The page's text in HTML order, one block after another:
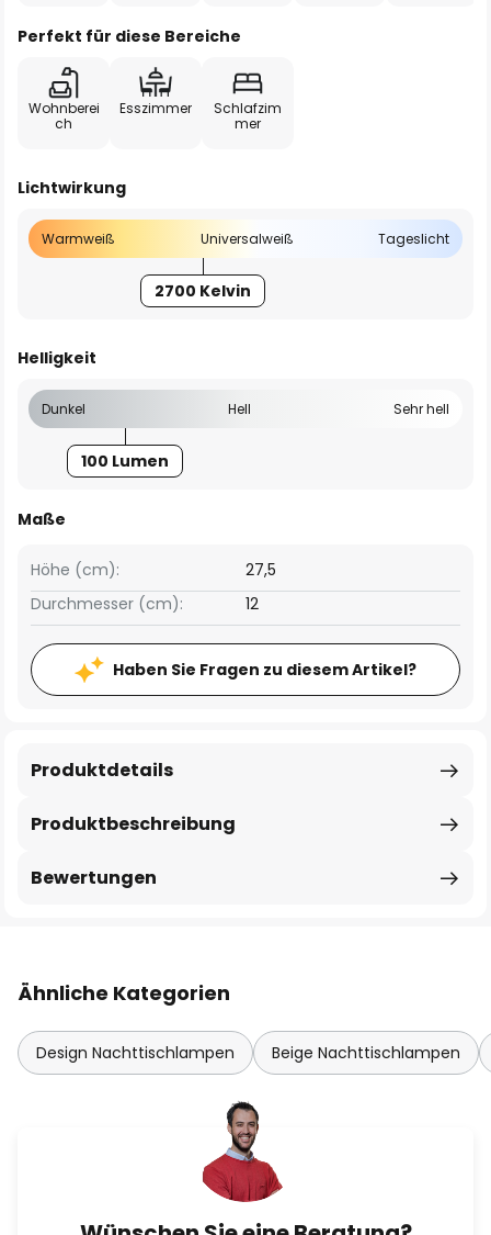
Perfekt für diese Bereiche
Wohnberei
ch
Esszimmer
Schlafzim
mer
Lichtwirkung
Warmweiß Universalweiß Tageslicht
2700 Kelvin
Helligkeit
Dunkel Hell Sehr hell
100 Lumen
Maße
Höhe (cm):
27,5
Durchmesser (cm):
12
Haben Sie Fragen zu diesem Artikel?
Produktbeschreibung
Produktdetails
Bewertungen
Ähnliche Kategorien
Design Nachttischlampen Beige Nachttischlampen